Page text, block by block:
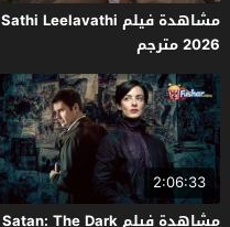
مشاهدة فيلم Sathi Leelavathi
2026 مترجم
2:06:33
مشاهدة فيلم Satan: The Dark